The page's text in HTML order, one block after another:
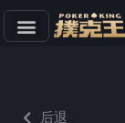
文
后退